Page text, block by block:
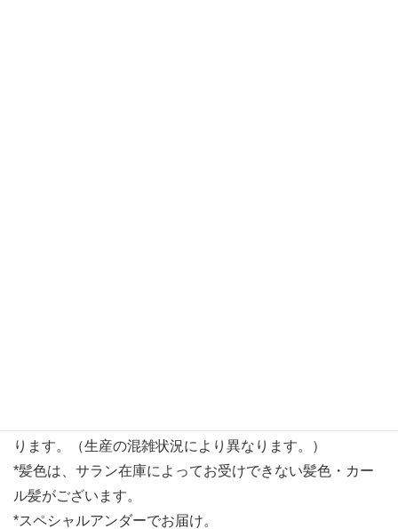
ります。（生産の混雑状況により異なります。）
*髪色は、サラン在庫によってお受けできない髪色・カー
ル髪がございます。
*スペシャルアンダーでお届け。